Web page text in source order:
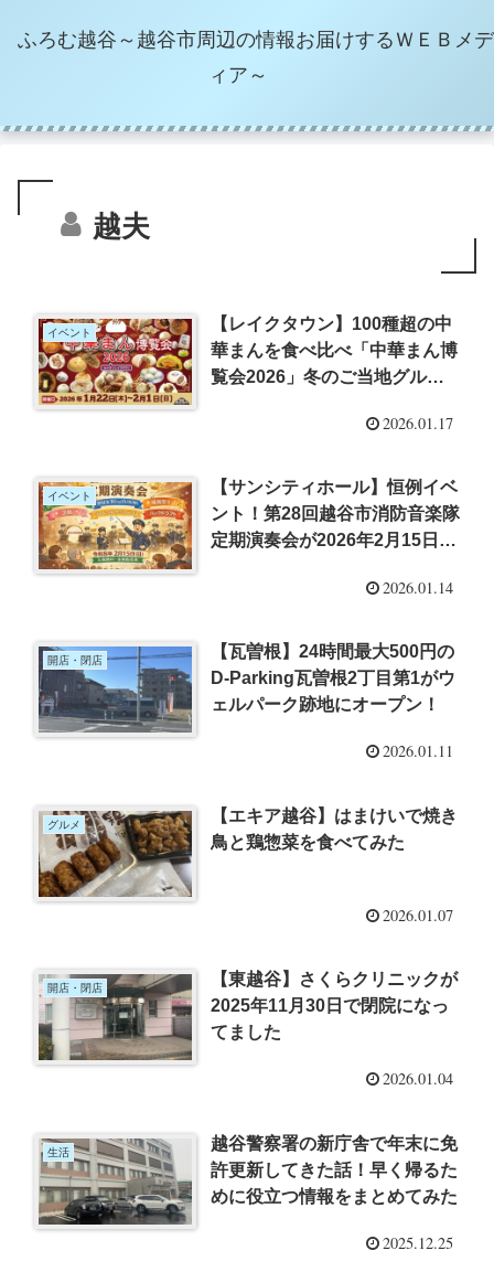
ふろむ越谷～越谷市周辺の情報お届けするＷＥＢメデ
ィア～
越夫
イベント
【レイクタウン】100種超の中
華まんを食べ比べ「中華まん博
覧会2026」冬のご当地グルメ
2026.01.17
イベント
【サンシティホール】恒例イベ
ント！第28回越谷市消防音楽隊
定期演奏会が2026年2月15日開
2026.01.14
開店・閉店
【瓦曽根】24時間最大500円の
D-Parking瓦曽根2丁目第1がウ
ェルパーク跡地にオープン！
2026.01.11
グルメ
【エキア越谷】はまけいで焼き
鳥と鶏惣菜を食べてみた
2026.01.07
開店・閉店
【東越谷】さくらクリニックが
2025年11月30日で閉院になっ
てました
2026.01.04
生活
越谷警察署の新庁舎で年末に免
許更新してきた話！早く帰るた
めに役立つ情報をまとめてみた
2025.12.25